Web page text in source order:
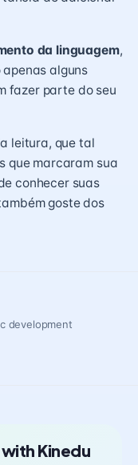
da linguagem,
alguns
fazer parte do seu
leitura, que tal
que marcaram sua
conhecer suas
goste dos
development
Kinedu